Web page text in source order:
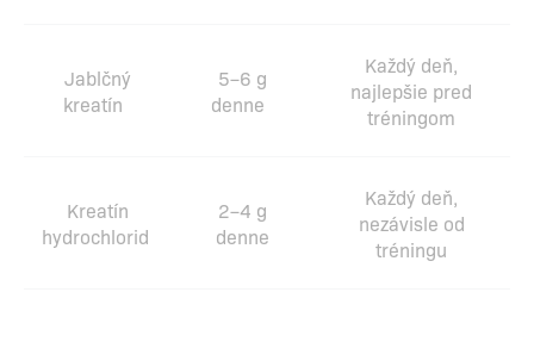
Jablčný
kreatín
5–6 g
denne
Každý deň,
najlepšie pred
tréningom
Kreatín
hydrochlorid
2–4 g
denne
Každý deň,
nezávisle od
tréningu